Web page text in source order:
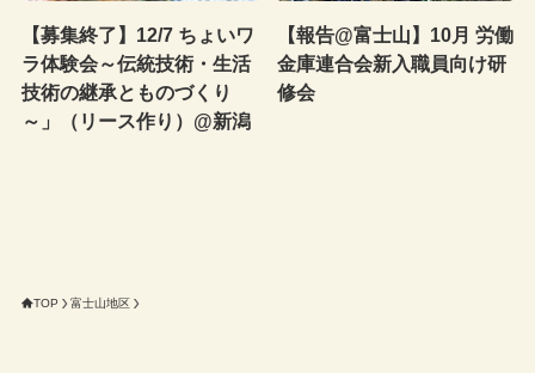
【募集終了】12/7 ちょいワ
ラ体験会～伝統技術・生活
技術の継承とものづくり
～」（リース作り）@新潟
【報告@富士山】10月 労働
金庫連合会新入職員向け研
修会
TOP 富士山地区